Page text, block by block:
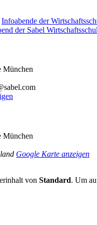
Infoabende der
der Sabel
München
München
Google Karte anzeigen
von Standard. Um